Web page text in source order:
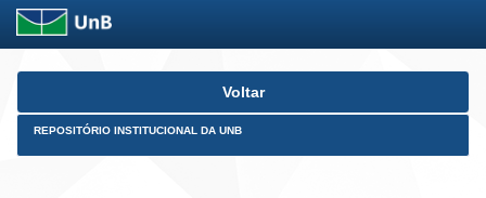
Skip
Voltar
REPOSITÓRIO INSTITUCIONAL DA UNB